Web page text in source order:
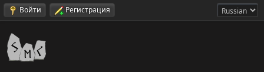
Войти Регистрация